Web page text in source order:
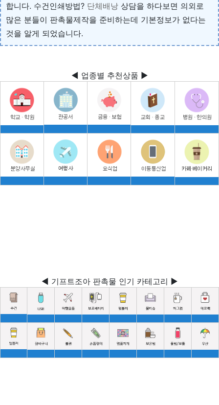
합니다. 수건인쇄방법? 단체배낭 상담을 하다보면 의외로
많은 분들이 판촉물제작을 준비하는데 기본정보가 없다는
것을 알게 되었습니다.
◀ 업종별 추천상품 ▶
◀ 기프트조아 판촉물 인기 카테고리 ▶